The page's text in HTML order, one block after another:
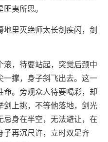
夷所思。
里灭绝师太长剑疾闪，剑
滚，待要站起，突觉后颈中
一撑，身子斜飞出去。这一
命。旁观众人待要喝彩，却
剑上挑，不等他落地，剑光
忌身在半空，无法避让，在
子再沉尺许，立时双足齐